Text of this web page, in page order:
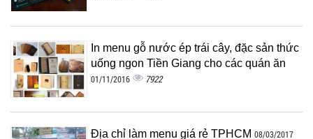
In menu gỗ nước ép trái cây, đặc sản thức
uống ngon Tiền Giang cho các quán ăn
01/11/2016 7922
Địa chỉ làm menu giá rẻ TPHCM 08/03/2017